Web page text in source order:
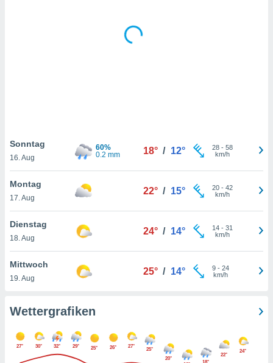
können
von
und
klicken.
und
Sonntag
16. Aug
60%
0.2 mm
18° / 12° 28- 58
km/h
Montag
17. Aug
22° / 15° 20- 42
km/h
Dienstag
18. Aug
24° / 14° 14- 31
km/h
Mittwoch
19. Aug
25° / 14° 9- 24
km/h
Wettergrafiken
27° 30° 32° 29° 25° 26° 27°
25°
20°
18°
22°
24°